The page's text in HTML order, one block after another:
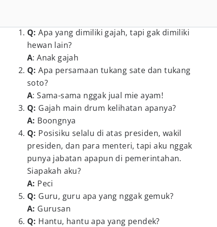
Q:Apa yang dimiliki gajah, tapi gak dimiliki
hewan lain?
A: Anak gajah
Q:Apa persamaan tukang sate dan tukang
soto?
A: Sama-sama nggak jual mie ayam!
Q: Gajah main drum kelihatan apanya?
A: Boongnya
Q: Posisiku selalu di atas presiden, wakil
presiden, dan para menteri, tapi aku nggak
punya jabatan apapun di pemerintahan.
Siapakah aku?
A: Peci
Q: Guru, guru apa yang nggak gemuk?
A: Gurusan
Q: Hantu, hantu apa yang pendek?